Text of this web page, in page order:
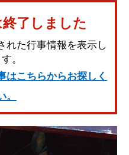
了しました
れた行事情報を表示し
。
はこちらからお探しく
。